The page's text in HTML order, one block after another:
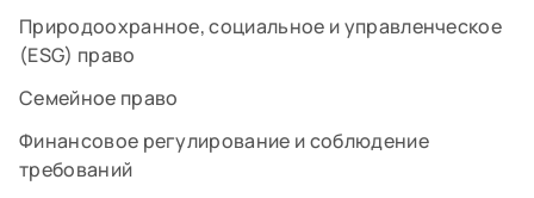
Природоохранное, социальное и управленческое
(ESG) право
Семейное право
Финансовое регулирование и соблюдение
требований